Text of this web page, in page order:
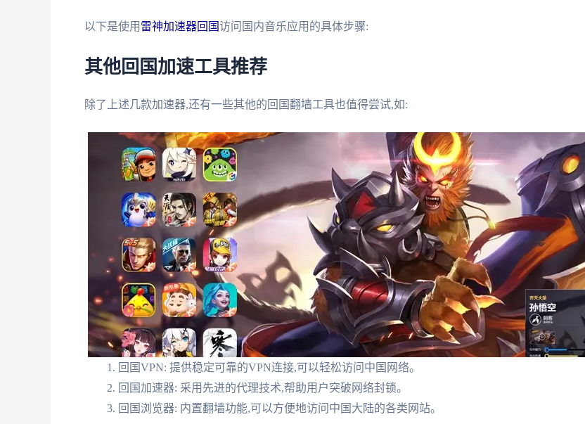
以下是使用 雷神加速器回国访问国内音乐应用的具体步骤:
其他回国加速工具推荐
除了上述几款加速器,还有一些其他的回国翻墙工具也值得尝试,如:
回国VPN: 提供稳定可靠的VPN连接,可以轻松访问中国网络。
回国加速器: 采用先进的代理技术,帮助用户突破网络封锁。
回国浏览器: 内置翻墙功能,可以方便地访问中国大陆的各类网站。